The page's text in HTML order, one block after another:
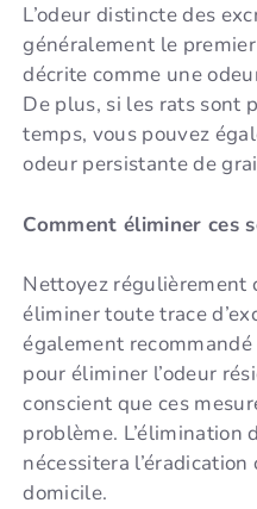
L’odeur distincte des
généralement le
décrite comme une
De plus, si les rats sont
temps, vous pouvez
odeur persistante de
Comment éliminer ces
Nettoyez régulièrement
éliminer toute trace
également
pour éliminer l’odeur
conscient que ces
problème. L’élimination
nécessitera
domicile.